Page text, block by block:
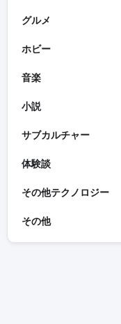
グルメ
ホビー
音楽
小説
サブカルチャー
体験談
その他テクノロジー
その他